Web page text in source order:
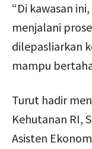
“Di kawasan
menjalani
dilepasliarkan
mampu
Turut hadir
Kehutanan RI,
Asisten